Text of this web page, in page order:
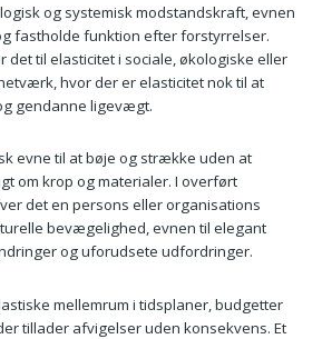
og systemisk modstandskraft, evnen
fastholde funktion efter forstyrrelser.
det til elasticitet i sociale, økologiske eller
hvor der er elasticitet nok til at
gendanne ligevægt.
evne til at bøje og strække uden at
om krop og materialer. I overført
det en persons eller organisations
bevægelighed, evnen til elegant
og uforudsete udfordringer.
mellemrum i tidsplaner, budgetter
tillader afvigelser uden konsekvens. Et